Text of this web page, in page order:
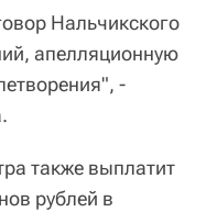
Нальчикского
апелляционную
-
также выплатит
рублей в